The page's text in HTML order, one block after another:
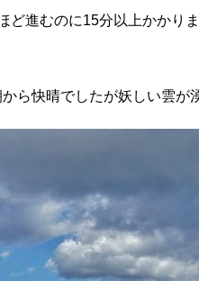
ど進むのに15分以上かかり
ら快晴でしたが妖しい雲が